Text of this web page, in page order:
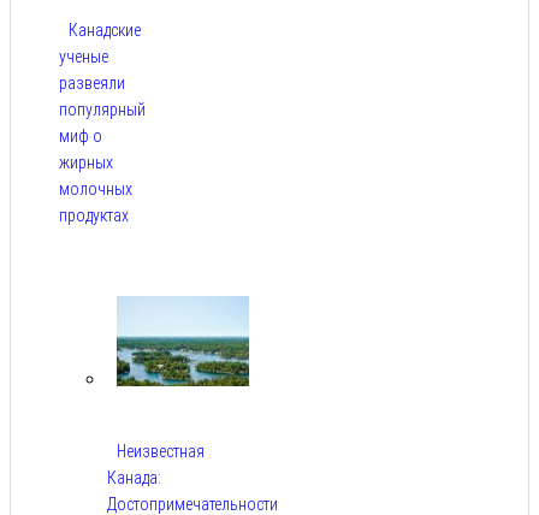
Канадские
ученые
развеяли
популярный
миф о
жирных
молочных
продуктах
Неизвестная
Канада:
Достопримечательности